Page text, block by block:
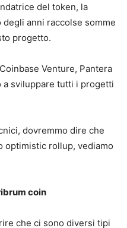
del token, la
anni raccolse somme
progetto.
Venture, Pantera
sviluppare tutti i progetti
dovremmo dire che
optimistic rollup, vediamo
coin
che ci sono diversi tipi